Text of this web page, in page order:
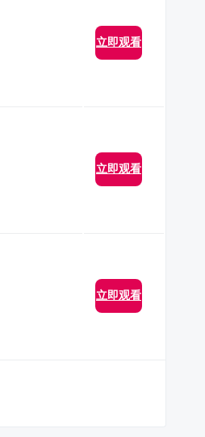
立即观看
立即观看
立即观看